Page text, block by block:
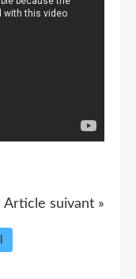
Article suivant »